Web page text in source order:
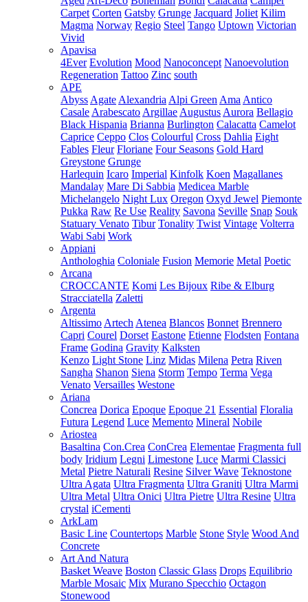
Carpet Corten Gatsby Grunge Jacquard Joliet Kilim
Magma Norway Regio Steel Tango Uptown Victorian
Vivid
Apavisa
4Ever Evolution Mood Nanoconcept Nanoevolution
Regeneration Tattoo Zinc south
APE
Abyss Agate Alexandria Alpi Green Ama Antico
Casale Arabescato Argillae Augustus Aurora Bellagio
Black Hispania Brianna Burlington Calacatta Camelot
Caprice Ceppo Clos Colourful Cross Dahlia Eight
Fables Fleur Floriane Four Seasons Gold Hard
Greystone Grunge
Harlequin Icaro Imperial Kinfolk Koen Magallanes
Mandalay Mare Di Sabbia Medicea Marble
Michelangelo Night Lux Oregon Oxyd Jewel Piemonte
Pukka Raw Re Use Reality Savona Seville Snap Souk
Statuary Venato Tibur Tonality Twist Vintage Volterra
Wabi Sabi Work
Appiani
Anthologhia Coloniale Fusion Memorie Metal Poetic
Arcana
CROCCANTE Komi Les Bijoux Ribe & Elburg
Stracciatella Zaletti
Argenta
Altissimo Artech Atenea Blancos Bonnet Brennero
Capri Courel Dorset Eastone Etienne Flodsten Fontana
Frame Godina Gravity Kalksten
Kenzo Light Stone Linz Midas Milena Petra Riven
Sangha Shanon Siena Storm Tempo Terma Vega
Venato Versailles Westone
Ariana
Concrea Dorica Epoque Epoque 21 Essential Floralia
Futura Legend Luce Memento Mineral Nobile
Ariostea
Basaltina Con.Crea ConCrea Elementae Fragmenta full
body Iridium Legni Limestone Luce Marmi Classici
Metal Pietre Naturali Resine Silver Wave Teknostone
Ultra Agata Ultra Fragmenta Ultra Graniti Ultra Marmi
Ultra Metal Ultra Onici Ultra Pietre Ultra Resine Ultra
crystal iCementi
ArkLam
Basic Line Countertops Marble Stone Style Wood And
Concrete
Art And Natura
Basket Weave Boston Classic Glass Drops Equilibrio
Marble Mosaic Mix Murano Specchio Octagon
Stonewood